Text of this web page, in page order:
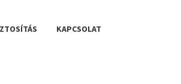
KAPCSOLAT